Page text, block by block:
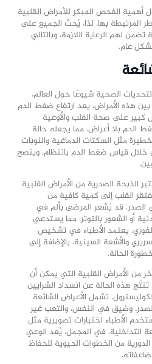
أهمية الفحص المبكر للأمراض القلبية
المرتبطة بها. لذا، يُحث الجميع على
لهم الرعاية اللازمة، وبالتالي
عام.
الصحية شيوعًا حول العالم،
الأمراض، يعد ارتفاع ضغط الدم
كبير على صحة القلب والأوعية
الدم بلا أعراض، مما يجعله حالة
مثل السكتات الدماغية والنوبات
خلال قياس ضغط الدم بانتظام، وينصح
الذبحة الصدرية من الأمراض القلبية
القلب إلى كمية كافية من
الصدر. قد يُشعر المرضى بألم في
أو الشعور بالتوتر، مما يستدعي
يعتمد الأطباء في تشخيص
والأشعة السينية، بالإضافة إلى
الحالة.
من الأمراض القلبية التي يمكن أن
هذه الحالة عن انسداد الشرايين
تشمل الأعراض الشائعة
وضيق في النفس، والتعب غير
الأطباء اختبارات تصويرية مثل
التداخلية. في المجمل، يُعد الوعي
من الخطوات الحيوية للحفاظ